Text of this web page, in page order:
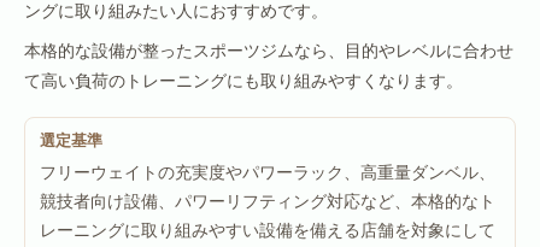
ングに取り組みたい人におすすめです。
本格的な設備が整ったスポーツジムなら、目的やレベルに合わせ
て高い負荷のトレーニングにも取り組みやすくなります。
選定基準
フリーウェイトの充実度やパワーラック、高重量ダンベル、
競技者向け設備、パワーリフティング対応など、本格的なト
レーニングに取り組みやすい設備を備える店舗を対象にして